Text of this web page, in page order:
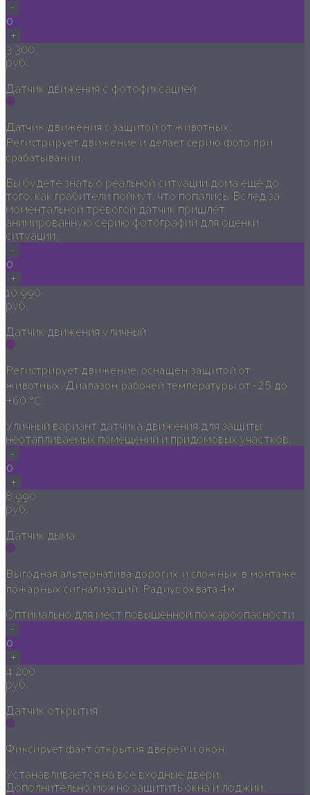
-
0
+
3 300
руб.
Датчик движения с фотофиксацией
Датчик движения с защитой от животных.
Регистрирует движение и делает серию фото при
срабатывании.
Вы будете знать о реальной ситуации дома ещё до
того, как грабители поймут, что попались. Вслед за
моментальной тревогой датчик пришлёт
анимированную серию фотографий для оценки
ситуации.
-
0
+
10 990
руб.
Датчик движения уличный
Регистрирует движение, оснащен защитой от
животных. Диапазон рабочей температуры от -25 до
+60 °C.
Уличный вариант датчика движения для защиты
неотапливаемых помещений и придомовых участков.
-
0
+
8 990
руб.
Датчик дыма
Выгодная альтернатива дорогих и сложных в монтаже
пожарных сигнализаций. Радиус охвата 4м
Оптимально для мест повышенной пожароопасности
-
0
+
4 200
руб.
Датчик открытия
Фиксирует факт открытия дверей и окон.
Устанавливается на все входные двери.
Дополнительно можно защитить окна и лоджии.